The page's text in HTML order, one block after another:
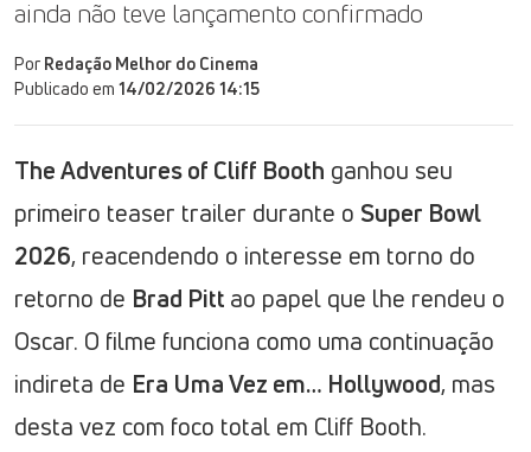
ainda não teve lançamento confirmado
Por Redação Melhor do Cinema
Publicado em 14/02/2026 14:15
The Adventures of Cliff Booth ganhou seu
primeiro teaser trailer durante o Super Bowl
2026, reacendendo o interesse em torno do
retorno de Brad Pitt ao papel que lhe rendeu o
Oscar. O filme funciona como uma continuação
indireta de Era Uma Vez em… Hollywood, mas
desta vez com foco total em Cliff Booth.